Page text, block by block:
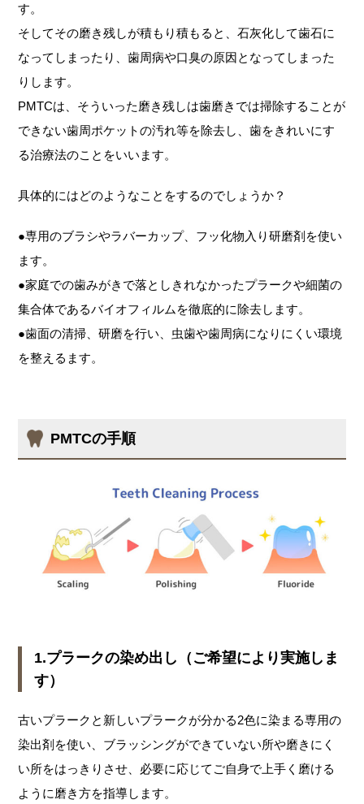
す。
そしてその磨き残しが積もり積もると、石灰化して歯石に
なってしまったり、歯周病や口臭の原因となってしまった
りします。
PMTCは、そういった磨き残しは歯磨きでは掃除することが
できない歯周ポケットの汚れ等を除去し、歯をきれいにす
る治療法のことをいいます。
具体的にはどのようなことをするのでしょうか？
●専用のブラシやラバーカップ、フッ化物入り研磨剤を使い
ます。
●家庭での歯みがきで落としきれなかったプラークや細菌の
集合体であるバイオフィルムを徹底的に除去します。
●歯面の清掃、研磨を行い、虫歯や歯周病になりにくい環境
を整えるます。
PMTCの手順
1.プラークの染め出し（ご希望により実施しま
す）
古いプラークと新しいプラークが分かる2色に染まる専用の
染出剤を使い、ブラッシングができていない所や磨きにく
い所をはっきりさせ、必要に応じてご自身で上手く磨ける
ように磨き方を指導します。